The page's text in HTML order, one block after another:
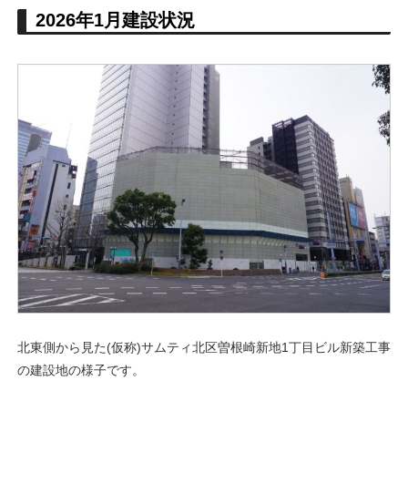
2026年1月建設状況
北東側から見た(仮称)サムティ北区曽根崎新地1丁目ビル新築工事
の建設地の様子です。